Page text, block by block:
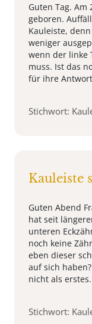
Guten Tag. Am
geboren.
Kauleiste,
weniger
wenn der linke
muss. Ist das
für ihre
Stichwort:
Kauleiste
Guten Abend
hat seit
unteren
noch keine
eben dieser
auf sich
nicht als
Stichwort: